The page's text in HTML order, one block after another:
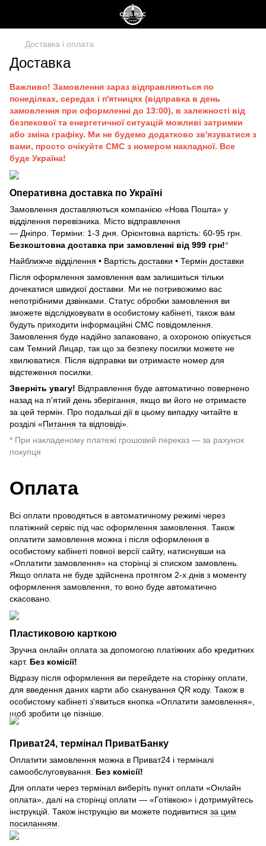
Доставка і оплата
Доставка
Важливо! Замовлення зараз відправляються по
понеділках, середах і п'ятницях (відправка в день
замовлення при оформленні до 13:00), в залежності від
безпекової та енергетичної ситуацій можливі затримки
або зміна графіку. Ми не будемо додатково зв'язуватися з
вами, просто очікуйте СМС з номером накладної. Все
буде Україна!
Оперативна доставка по Україні
Замовлення доставляються компанією «Нова Пошта» у
відділення перевізника. Місто відправлення
— Дніпро. Терміни: 1-3 дня. Орієнтовна вартість: 60-95 грн.
Безкоштовна доставка при замовленні від 999 грн!*
Найближче відділення • Вартість доставки • Термін доставки
Після оформлення замовлення вам залишиться тільки
дочекатися швидкої доставки. Ми не потривожимо вас
непотрібними дзвінками. Статус обробки замовлення ви
зможете відслідковувати в особистому кабінеті, також вам
будуть приходити інформаційні СМС повідомлення.
Замовлення буде надійно запаковано, а охороною опікується
сам Темний Лицар, так що за безпеку посилки можете не
хвилюватися. Після відправки ви отримаєте номер для
відстеження посилки.
Зверніть увагу! Відправлення буде автоматично повернено
назад на п'ятий день зберігання, якщо ви його не отримаєте
за цей термін. Про подальші дії в цьому випадку читайте в
розділі «Питання та відповіді».
* При накладеному платежі грошовий переказ — за рахунок
покупця
Оплата
Всі оплати проводяться в автоматичному режимі через
платіжний сервіс під час оформлення замовлення. Також
оплатити замовлення можна і після оформлення в
особистому кабінеті повної версії сайту, натиснувши на
«Оплатити замовлення» на сторінці зі списком замовлень.
Якщо оплата не буде здійснена протягом 2-х днів з моменту
оформлення замовлення, то воно буде автоматично
скасовано.
Пластиковою карткою
Зручна онлайн оплата за допомогою платіжних або кредитних
карт. Без комісії!
Відразу після оформлення ви перейдете на сторінку оплати,
для введення даних карти або сканування QR коду. Також в
особистому кабінеті з'явиться кнопка «Оплатити замовлення»,
щоб зробити це пізніше.
Приват24, термінал ПриватБанку
Оплатити замовлення можна в Приват24 і терміналі
самообслуговування. Без комісії!
Для оплати через термінал виберіть пункт оплати «Онлайн
оплата», далі на сторінці оплати — «Готівкою» і дотримуйтесь
інструкцій. Також інструкцію ви можете подивитися за цим
посиланням.